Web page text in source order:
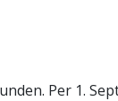
Per 1.